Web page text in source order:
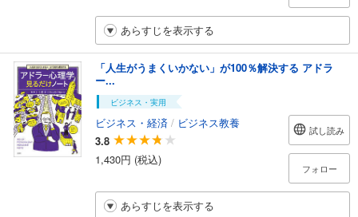
あらすじを表示する
「人生がうまくいかない」が100％解決する アドラ
ー...
ビジネス・実用
ビジネス・経済 / ビジネス教養
3.8
1,430円 (税込)
試し読み
フォロー
あらすじを表示する